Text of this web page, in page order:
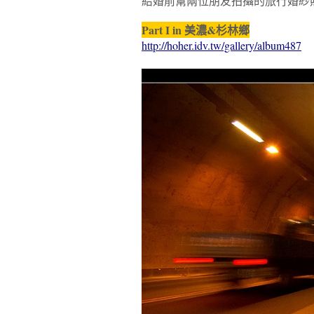
Part I in 美濃&杉林鄉
http://hoher.idv.tw/gallery/album487